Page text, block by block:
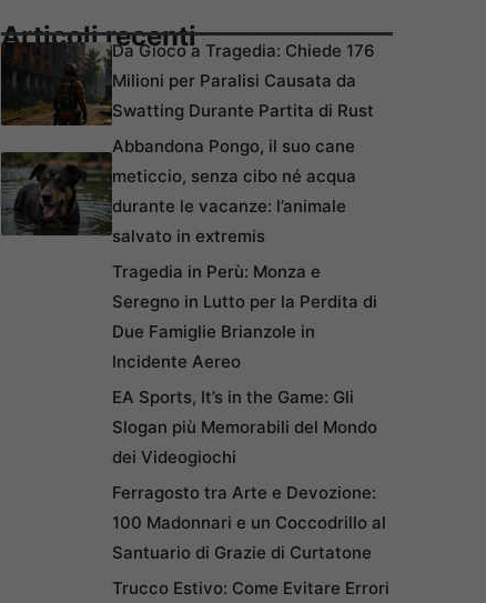
Articoli recentiDa Gioco a Tragedia: Chiede 176
Milioni per Paralisi Causata da
Swatting Durante Partita di Rust
Abbandona Pongo, il suo cane
meticcio, senza cibo né acqua
durante le vacanze: l’animale
salvato in extremis
Tragedia in Perù: Monza e
Seregno in Lutto per la Perdita di
Due Famiglie Brianzole in
Incidente Aereo
EA Sports, It’s in the Game: Gli
Slogan più Memorabili del Mondo
dei Videogiochi
Ferragosto tra Arte e Devozione:
100 Madonnari e un Coccodrillo al
Santuario di Grazie di Curtatone
Trucco Estivo: Come Evitare Errori